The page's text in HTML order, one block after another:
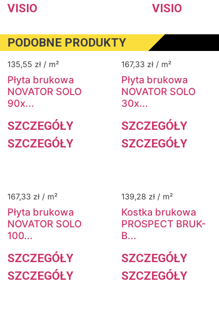
VISIO
VISIO
PODOBNE PRODUKTY
135,55 zł / m²
Płyta brukowa
NOVATOR SOLO
90x...
SZCZEGÓŁY
SZCZEGÓŁY
167,33 zł / m²
Płyta brukowa
NOVATOR SOLO
30x...
SZCZEGÓŁY
SZCZEGÓŁY
167,33 zł / m²
Płyta brukowa
NOVATOR SOLO
100...
SZCZEGÓŁY
SZCZEGÓŁY
139,28 zł / m²
Kostka brukowa
PROSPECT BRUK-
B...
SZCZEGÓŁY
SZCZEGÓŁY